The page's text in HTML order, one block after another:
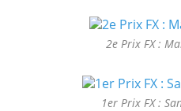
2e Prix FX :
1er Prix FX :